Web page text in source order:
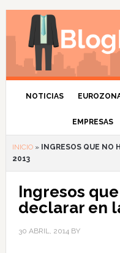
NOTICIAS
EMPRESAS
INICIO»
INGRESOS QUE NO
2013
Ingresos
declarar en
30 ABRIL, 2014BY